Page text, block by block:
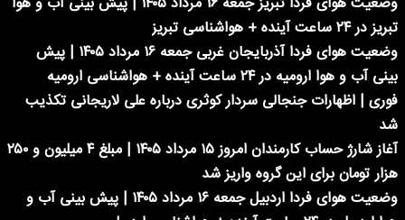
تبریز در ۲۴ ساعت آینده + هواشناسی تبریز
وضعیت هوای فردا آذربایجان غربی جمعه ۱۶ مرداد ۱۴۰۵ | پیش
بینی آب و هوا ارومیه در ۲۴ ساعت آینده + هواشناسی ارومیه
فوری | اظهارات جنجالی سردار کوثری درباره علی لاریجانی تکذیب
شد
آغاز شارژ حساب کارمندان امروز ۱۵ مرداد ۱۴۰۵ | مبلغ ۴ میلیون و ۲۵۰
هزار تومان برای این گروه واریز شد
وضعیت هوای فردا اردبیل جمعه ۱۶ مرداد ۱۴۰۵ | پیش بینی آب و